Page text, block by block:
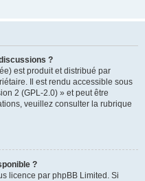
?
est produit et distribué par
Il est rendu accessible sous
2 (GPL-2.0) » et peut être
veuillez consulter la rubrique
?
licence par phpBB Limited. Si